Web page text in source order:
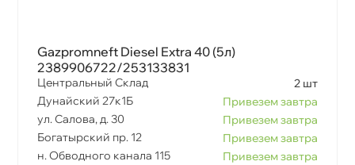
Gazpromneft Diesel Extra 40 (5л)
2389906722/253133831
Центральный Склад
2 шт
Дунайский 27к1Б
Привезем завтра
ул. Салова, д. 30
Привезем завтра
Богатырский пр. 12
Привезем завтра
н. Обводного канала 115
Привезем завтра